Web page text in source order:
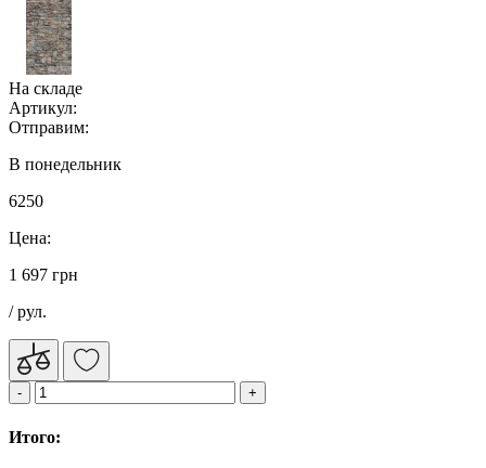
На складе
Артикул:
Отправим:
В понедельник
6250
Цена:
1 697 грн
/ рул.
Итого: